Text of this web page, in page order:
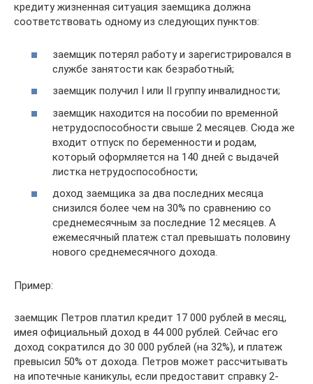
кредиту жизненная ситуация заемщика должна
соответствовать одному из следующих пунктов:
заемщик потерял работу и зарегистрировался в
службе занятости как безработный;
заемщик получил I или II группу инвалидности;
заемщик находится на пособии по временной
нетрудоспособности свыше 2 месяцев. Сюда же
входит отпуск по беременности и родам,
который оформляется на 140 дней с выдачей
листка нетрудоспособности;
доход заемщика за два последних месяца
снизился более чем на 30% по сравнению со
среднемесячным за последние 12 месяцев. А
ежемесячный платеж стал превышать половину
нового среднемесячного дохода.
Пример:
заемщик Петров платил кредит 17 000 рублей в месяц,
имея официальный доход в 44 000 рублей. Сейчас его
доход сократился до 30 000 рублей (на 32%), и платеж
превысил 50% от дохода. Петров может рассчитывать
на ипотечные каникулы, если предоставит справку 2-